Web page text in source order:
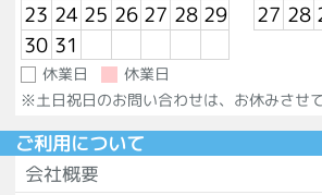
23 24 25 26 27 28 29
30 31
27 28
休業日
休業日
※土日祝日のお問い合わせは、お休みさせ
ご利用について
会社概要